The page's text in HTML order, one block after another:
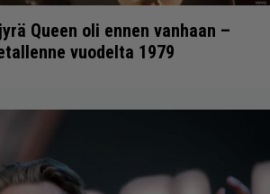
Queen oli ennen vanhaan –
vuodelta 1979